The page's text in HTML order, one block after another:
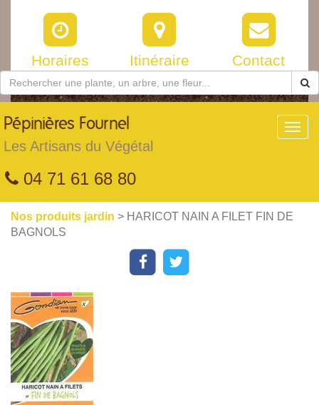
Horaires Itinéraire Contact
Pépinières Fournel
Les Artisans du Végétal
04 71 61 68 80
Nos produits jardin > HARICOT NAIN A FILET FIN DE
BAGNOLS